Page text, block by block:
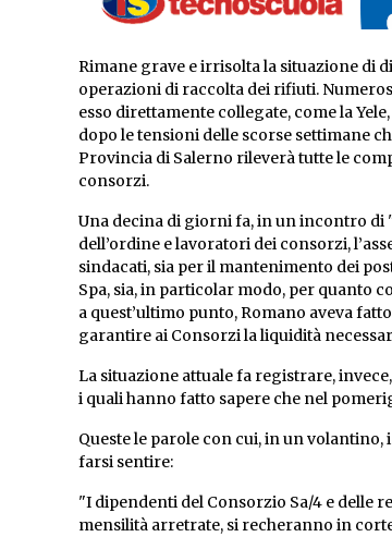
Rimane grave e irrisolta la situazione di
operazioni di raccolta dei rifiuti.
esso direttamente collegate, come la
dopo le tensioni delle scorse settimane
Provincia di Salerno rileverà tutte le
consorzi.
Una decina di giorni fa, in un incontro di
dell’ordine e lavoratori dei consorzi,
sindacati, sia per il mantenimento dei
Spa, sia, in particolar modo, per quanto
a quest’ultimo punto, Romano aveva
garantire ai Consorzi la liquidità
La situazione attuale fa registrare,
i quali hanno fatto sapere che nel
Queste le parole con cui, in un
farsi sentire:
"I dipendenti del Consorzio Sa/4 e delle
mensilità arretrate, si recheranno in